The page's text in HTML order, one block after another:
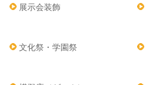
展示会装飾
文化祭・学園祭